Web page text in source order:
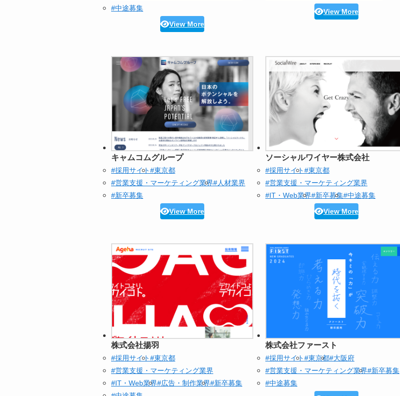
#中途募集
View More
View More
キャムコムグループ
#採用サイト#東京都
#営業支援・マーケティング業界#人材業界
#新卒募集
View More
ソーシャルワイヤー株式会社
#採用サイト#東京都
#営業支援・マーケティング業界
#IT・Web業界#新卒募集#中途募集
View More
株式会社揚羽
#採用サイト#東京都
#営業支援・マーケティング業界
#IT・Web業界#広告・制作業界#新卒募集
株式会社ファースト
#採用サイト#東京都#大阪府
#営業支援・マーケティング業界#新卒募集
#中途募集